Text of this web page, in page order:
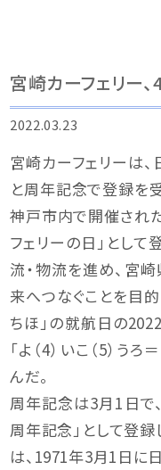
宮崎カーフェリー
2022.03.23
宮崎カーフェリーは
と周年記念で登録を
神戸市内で開催され
フェリーの日」として
流・物流を進め、宮
来へつなぐことを目
ちほ」の就航日の
「よ（4）いこ（5）う
んだ。
周年記念は3月1日で
周年記念」として登
は、1971年3月1日に